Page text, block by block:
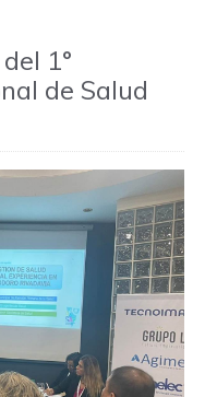
1°
de Salud